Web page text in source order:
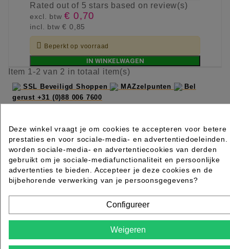
Ratedout of 5 stars based on review(s)
excl. btw€ 0,70
incl. btw€ 0,85
 Beperkt op voorraad
IN WINKELWAGEN
Item 1-2 van 2 in totaal item(s)
SSL Beveiligd Shoppen MAZzelpunten
Bel
gerust +31 (0)88 006 7600
MAZ Beautyland onderdeel van MSK
Ambacht 6
Tel: +31 (0)88 006 7600
Dotterbloemstraat 20 3053 JV Rotterdam
Deze winkel vraagt je om cookies te accepteren voor betere
prestaties en voor sociale-media- en advertentiedoeleinden.
worden sociale-media- en advertentiecookies van derden
gebruikt om je sociale-mediafunctionaliteit en persoonlijke
advertenties te bieden. Accepteer je deze cookies en de
bijbehorende verwerking van je persoonsgegevens?
Configureer
Weigeren